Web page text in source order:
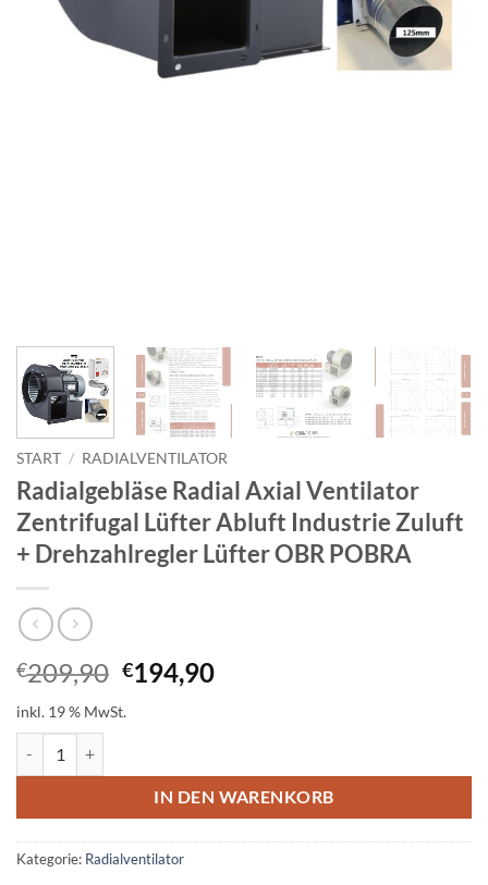
START / RADIALVENTILATOR
Radialgebläse Radial Axial Ventilator
Zentrifugal Lüfter Abluft Industrie Zuluft
+ Drehzahlregler Lüfter OBR POBRA
€209,90 Ursprünglicher
Preis
war:
€194,90Aktueller
inkl. 19 % MwSt.
IN DEN WARENKORB
Kategorie: Radialventilator